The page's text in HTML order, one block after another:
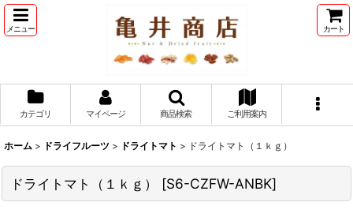
メニュー カート
カテゴリ マイページ 商品検索 ご利用案内
ホーム > ドライフルーツ > ドライトマト > ドライトマト（１ｋｇ）
ドライトマト（１ｋｇ） [S6-CZFW-ANBK]